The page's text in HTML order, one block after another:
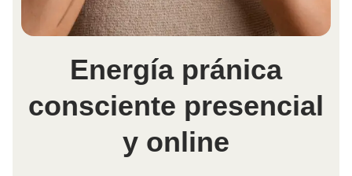
Energía pránica
consciente presencial
y online